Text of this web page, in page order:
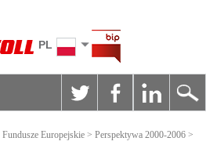
PL
Fundusze Europejskie > Perspektywa 2000-2006 >